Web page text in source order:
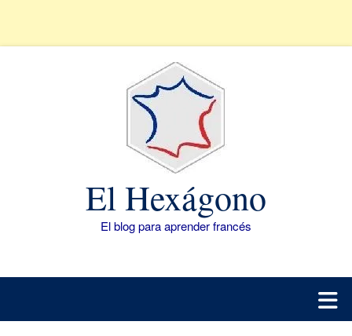
El Hexágono
El blog para aprender francés